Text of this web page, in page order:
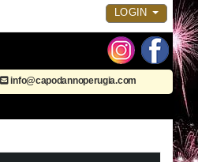
LOGIN
info@capodannoperugia.com